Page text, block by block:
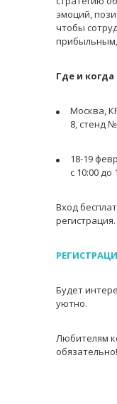
эмоций,
чтобы
Где и
Москва,
8, стенд
18-19
с 10:00 до
Вход
Будет
уютно.
Любителям
обязательно!